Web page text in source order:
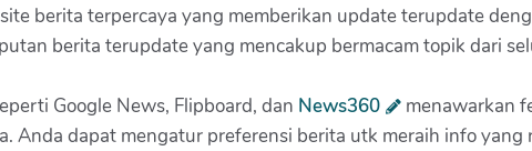
berita terpercaya yang memberikan update terupdate
berita terupdate yang mencakup bermacam topik dari
Google News, Flipboard, dan News360
menawarkan
Anda dapat mengatur preferensi berita utk meraih info yang